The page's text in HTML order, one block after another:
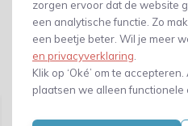
zorgen ervoor dat de website
een analytische functie. Zo
een beetje beter. Wil je meer
en privacyverklaring
Klik op ‘Oké’ om te
plaatsen we alleen functionele
Gerelateerde producten